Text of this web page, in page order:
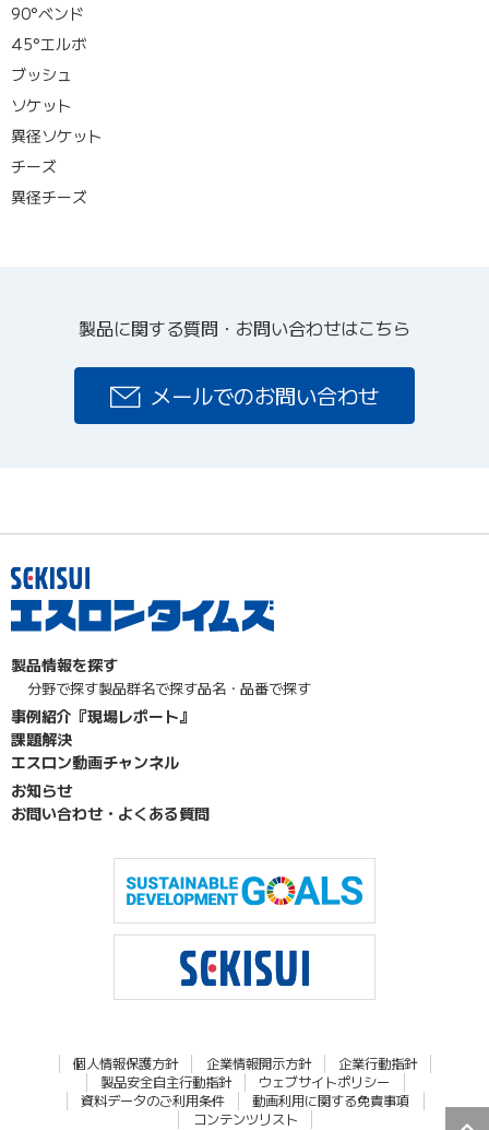
90°ベンド
45°エルボ
ブッシュ
ソケット
異径ソケット
チーズ
異径チーズ
製品に関する質問・お問い合わせはこちら
メールでのお問い合わせ
製品情報を探す
分野で探す製品群名で探す品名・品番で探す
事例紹介『現場レポート』
課題解決
エスロン動画チャンネル
お知らせ
お問い合わせ・よくある質問
個人情報保護方針 企業情報開示方針
企業行動指針
製品安全自主行動指針
ウェブサイトポリシー
資料データのご利用条件
動画利用に関する免責事項
コンテンツリスト